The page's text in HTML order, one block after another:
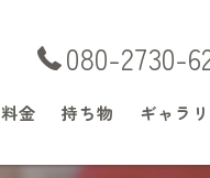
080-2730-
金 持ち物 ギャラ